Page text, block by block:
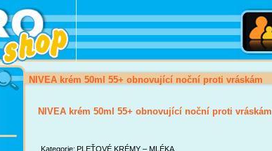
NIVEA krém 50ml 55+ obnovující noční proti vráskám
NIVEA krém 50ml 55+ obnovující noční proti vráskám
Kategorie: PLEŤOVÉ KRÉMY – MLÉKA